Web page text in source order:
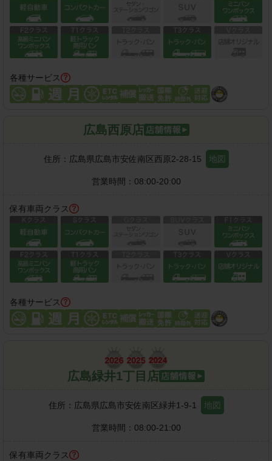
各種サービス
広島西原店
住所： 広島県広島市安佐南区西原2-28-15 地図
営業時間： 08:00-20:00
保有車両クラス
各種サービス
広島緑井1丁目店
住所： 広島県広島市安佐南区緑井1-9-1 地図
営業時間： 08:00-21:00
保有車両クラス